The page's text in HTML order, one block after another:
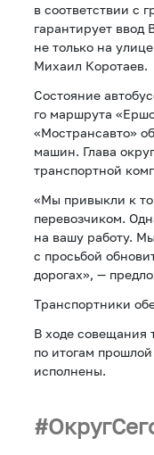
в соответствии с
гарантирует ввод
не только на
Михаил Коротаев.
Состояние
го маршрута
«Мострансавто»
машин. Глава
транспортной
«Мы привыкли к
перевозчиком.
на вашу работу.
с просьбой
дорогах», —
Транспортники
В ходе совещания
по итогам
исполнены.